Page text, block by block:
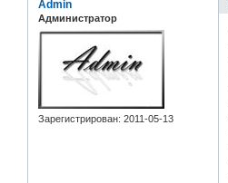
Admin
Администратор
Зарегистрирован: 2011-05-13